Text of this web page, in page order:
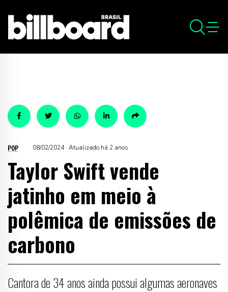
POP 08/02/2024 · Atualizado há 2 anos
Taylor Swift vende
jatinho em meio à
polêmica de emissões de
carbono
Cantora de 34 anos ainda possui algumas aeronaves